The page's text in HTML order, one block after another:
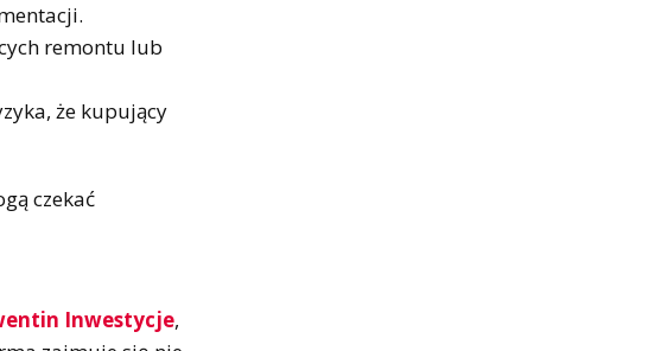
remontu lub
że kupujący
czekać
Inwestycje,